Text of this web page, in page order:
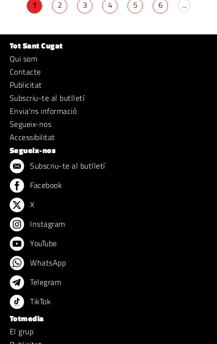
1 2 3 4 5 6 ...
Tot Sant Cugat
Qui som
Contacte
Publicitat
Subscriu-te al butlletí
Envia'ns informació
Segueix-nos
Accessibilitat
Segueix-nos
Subscriu-te al butlletí
Facebook
X
Instagram
YouTube
WhatsApp
Telegram
TikTok
Totmedia
El grup